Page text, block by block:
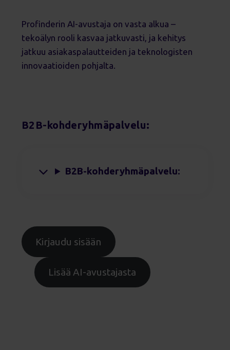
Profinderin AI-avustaja on vasta alkua –
tekoälyn rooli kasvaa jatkuvasti, ja kehitys
jatkuu asiakaspalautteiden ja teknologisten
innovaatioiden pohjalta.
B2B-kohderyhmäpalvelu:
B2B-kohderyhmäpalvelu:
Kirjaudu sisään
Lisää AI-avustajasta